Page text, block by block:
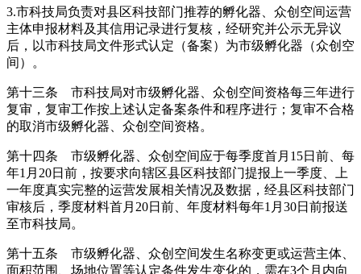
3.市科技局负责对县区科技部门推荐的孵化器、众创空间运营
主体申报材料及其信用记录进行复核，经研究并公示无异议
后，以市科技局文件形式认定（备案）为市级孵化器（众创空
间）。
第十三条 市科技局对市级孵化器、众创空间资格每三年进行
复审，复审工作按上述认定备案条件和程序进行；复审不合格
的取消市级孵化器、众创空间资格。
第十四条 市级孵化器、众创空间应于每季度首月15日前、每
年1月20日前，按要求向辖区县区科技部门提报上一季度、上
一年度真实完整的运营发展相关情况及数据，经县区科技部门
审核后，季度材料首月20日前、年度材料每年1月30日前报送
至市科技局。
第十五条 市级孵化器、众创空间发生名称变更或运营主体、
面积范围、场地位置等认定条件发生变化的，需在3个月内向